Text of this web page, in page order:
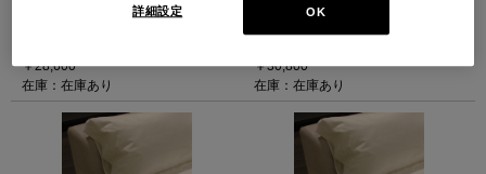
シングル（ホワイト）
￥28,600
在庫：在庫あり
セミダブル（ホワイト）
￥30,800
在庫：在庫あり
OK
詳細設定